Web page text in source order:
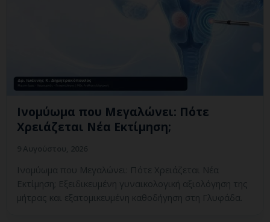
Ινομύωμα που Μεγαλώνει: Πότε
Χρειάζεται Νέα Εκτίμηση;
Ινομύωμα που Μεγαλώνει: Πότε Χρειάζεται Νέα
Εκτίμηση; Εξειδικευμένη γυναικολογική αξιολόγηση της
μήτρας και εξατομικευμένη καθοδήγηση στη Γλυφάδα.